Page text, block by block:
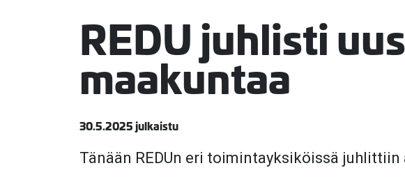
REDU juhlisti
maakuntaa
30.5.2025 julkaistu
Tänään REDUn eri toimintayksiköissä